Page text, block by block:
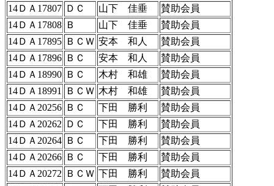
14ＤＡ17807 ＤＣ 山下 佳垂
賛助会員
14ＤＡ17808 Ｂ 山下 佳垂
賛助会員
14ＤＡ17895 ＢＣＷ 安本 和人
賛助会員
14ＤＡ17896 ＢＣ 安本 和人
賛助会員
14ＤＡ18990 ＢＣ 木村 和雄
賛助会員
14ＤＡ18991
ＢＣＷ 木村 和雄
賛助会員
14ＤＡ20256 ＢＣ 下田 勝利
賛助会員
14ＤＡ20262 ＤＣ 下田 勝利
賛助会員
14ＤＡ20264 ＢＣ 下田 勝利
賛助会員
14ＤＡ20266 ＢＣ 下田 勝利
賛助会員
14ＤＡ20272
ＢＣＷ 下田 勝利
賛助会員